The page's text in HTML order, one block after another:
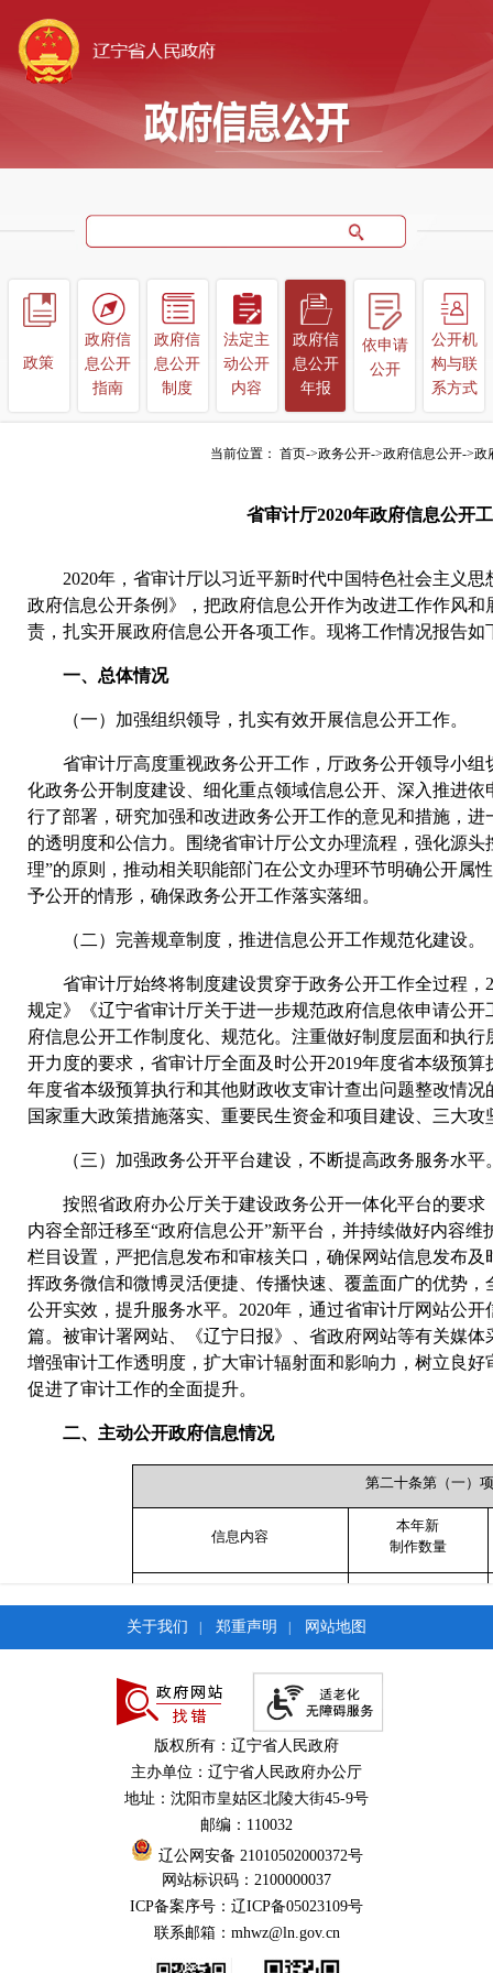
政策
政府信
息公开
指南
政府信
息公开
制度
法定主
动公开
内容
政府信
息公开
年报
依申请
公开
公开机
构与联
系方式
当前位置： 首页->政务公开->政府信息公开->政
省审计厅2020年政府信息公开
2020年，省审计厅以习近平新时代中国特色社会主义思
政府信息公开条例》，把政府信息公开作为改进工作作风
责，扎实开展政府信息公开各项工作。现将工作情况报告如
一、总体情况
（一）加强组织领导，扎实有效开展信息公开工作。
省审计厅高度重视政务公开工作，厅政务公开领导小组
化政务公开制度建设、细化重点领域信息公开、深入推进
行了部署，研究加强和改进政务公开工作的意见和措施，
的透明度和公信力。围绕省审计厅公文办理流程，强化源
理”的原则，推动相关职能部门在公文办理环节明确公开属
予公开的情形，确保政务公开工作落实落细。
（二）完善规章制度，推进信息公开工作规范化建设。
省审计厅始终将制度建设贯穿于政务公开工作全过程，
规定》《辽宁省审计厅关于进一步规范政府信息依申请公
府信息公开工作制度化、规范化。注重做好制度层面和执
开力度的要求，省审计厅全面及时公开2019年度省本级预
年度省本级预算执行和其他财政收支审计查出问题整改情
国家重大政策措施落实、重要民生资金和项目建设、三大攻
（三）加强政务公开平台建设，不断提高政务服务水平
按照省政府办公厅关于建设政务公开一体化平台的要求
内容全部迁移至“政府信息公开”新平台，并持续做好内容
栏目设置，严把信息发布和审核关口，确保网站信息发布
挥政务微信和微博灵活便捷、传播快速、覆盖面广的优势
公开实效，提升服务水平。2020年，通过省审计厅网站公开
篇。被审计署网站、《辽宁日报》、省政府网站等有关媒
增强审计工作透明度，扩大审计辐射面和影响力，树立良
促进了审计工作的全面提升。
二、主动公开政府信息情况
第二十条第（一）项
信息内容
本年新
制作数量
规范性文件 147
第二十条第（五）项
上一年项目数量
行政许可
其他对外管理服务事项
信息内容
行政处罚
关于我们 | 郑重声明 | 网站地图
版权所有：辽宁省人民政府
主办单位：辽宁省人民政府办公厅
地址：沈阳市皇姑区北陵大街45-9号
邮编：110032
辽公网安备 21010502000372号
网站标识码：2100000037
ICP备案序号：辽ICP备05023109号
联系邮箱：mhwz@ln.gov.cn